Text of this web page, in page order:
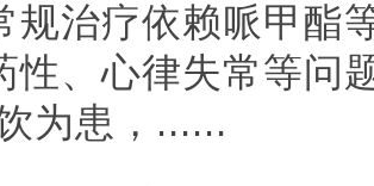
规治疗依赖哌甲酯
性、心律失常等问
为患，......